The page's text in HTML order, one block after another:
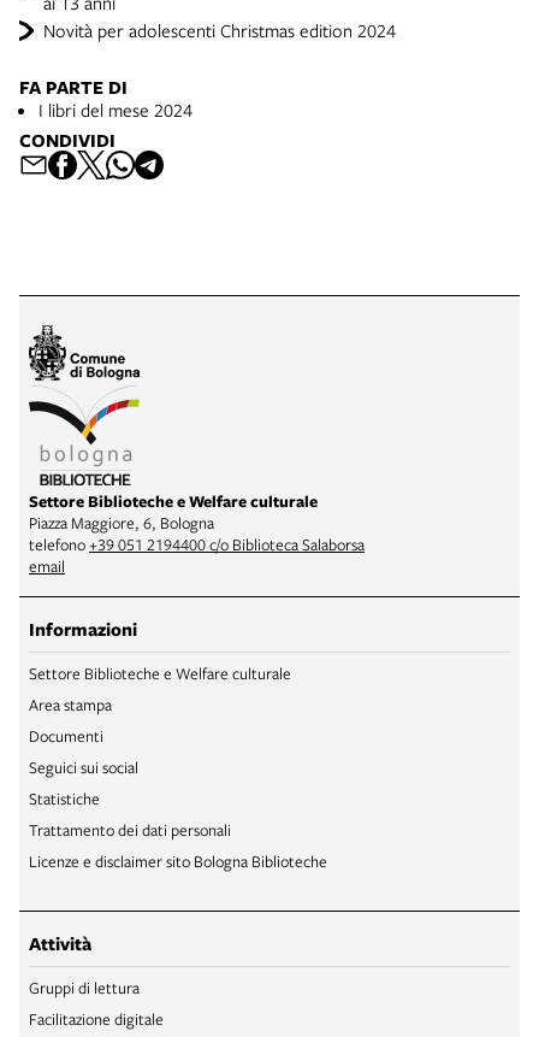
Novità per adolescenti Christmas edition 2024
FA PARTE DI
I libri del mese 2024
CONDIVIDI
Settore Biblioteche e Welfare culturale
Piazza Maggiore, 6, Bologna
telefono+39 051 2194400 c/o Biblioteca Salaborsa
email
Informazioni
Settore Biblioteche e Welfare culturale
Area stampa
Documenti
Seguici sui social
Statistiche
Trattamento dei dati personali
Licenze e disclaimer sito Bologna Biblioteche
Attività
Gruppi di lettura
Facilitazione digitale